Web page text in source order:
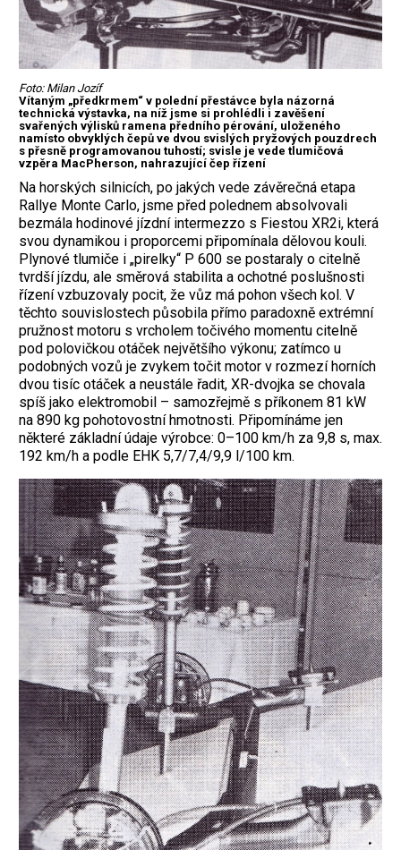
Foto: Milan Jozíf
Vítaným „předkrmem“ v polední přestávce byla názorná
technická výstavka, na níž jsme si prohlédli i zavěšení
svařených výlisků ramena předního pérování, uloženého
namísto obvyklých čepů ve dvou svislých pryžových pouzdrech
s přesně programovanou tuhostí; svisle je vede tlumičová
vzpěra MacPherson, nahrazující čep řízení
Na horských silnicích, po jakých vede závěrečná etapa
Rallye Monte Carlo, jsme před polednem absolvovali
bezmála hodinové jízdní intermezzo s Fiestou XR2i, která
svou dynamikou i proporcemi připomínala dělovou kouli.
Plynové tlumiče i „pirelky“ P 600 se postaraly o citelně
tvrdší jízdu, ale směrová stabilita a ochotné poslušnosti
řízení vzbuzovaly pocit, že vůz má pohon všech kol. V
těchto souvislostech působila přímo paradoxně extrémní
pružnost motoru s vrcholem točivého momentu citelně
pod polovičkou otáček největšího výkonu; zatímco u
podobných vozů je zvykem točit motor v rozmezí horních
dvou tisíc otáček a neustále řadit, XR-dvojka se chovala
spíš jako elektromobil – samozřejmě s příkonem 81 kW
na 890 kg pohotovostní hmotnosti. Připomínáme jen
některé základní údaje výrobce: 0–100 km/h za 9,8 s, max.
192 km/h a podle EHK 5,7/7,4/9,9 l/100 km.